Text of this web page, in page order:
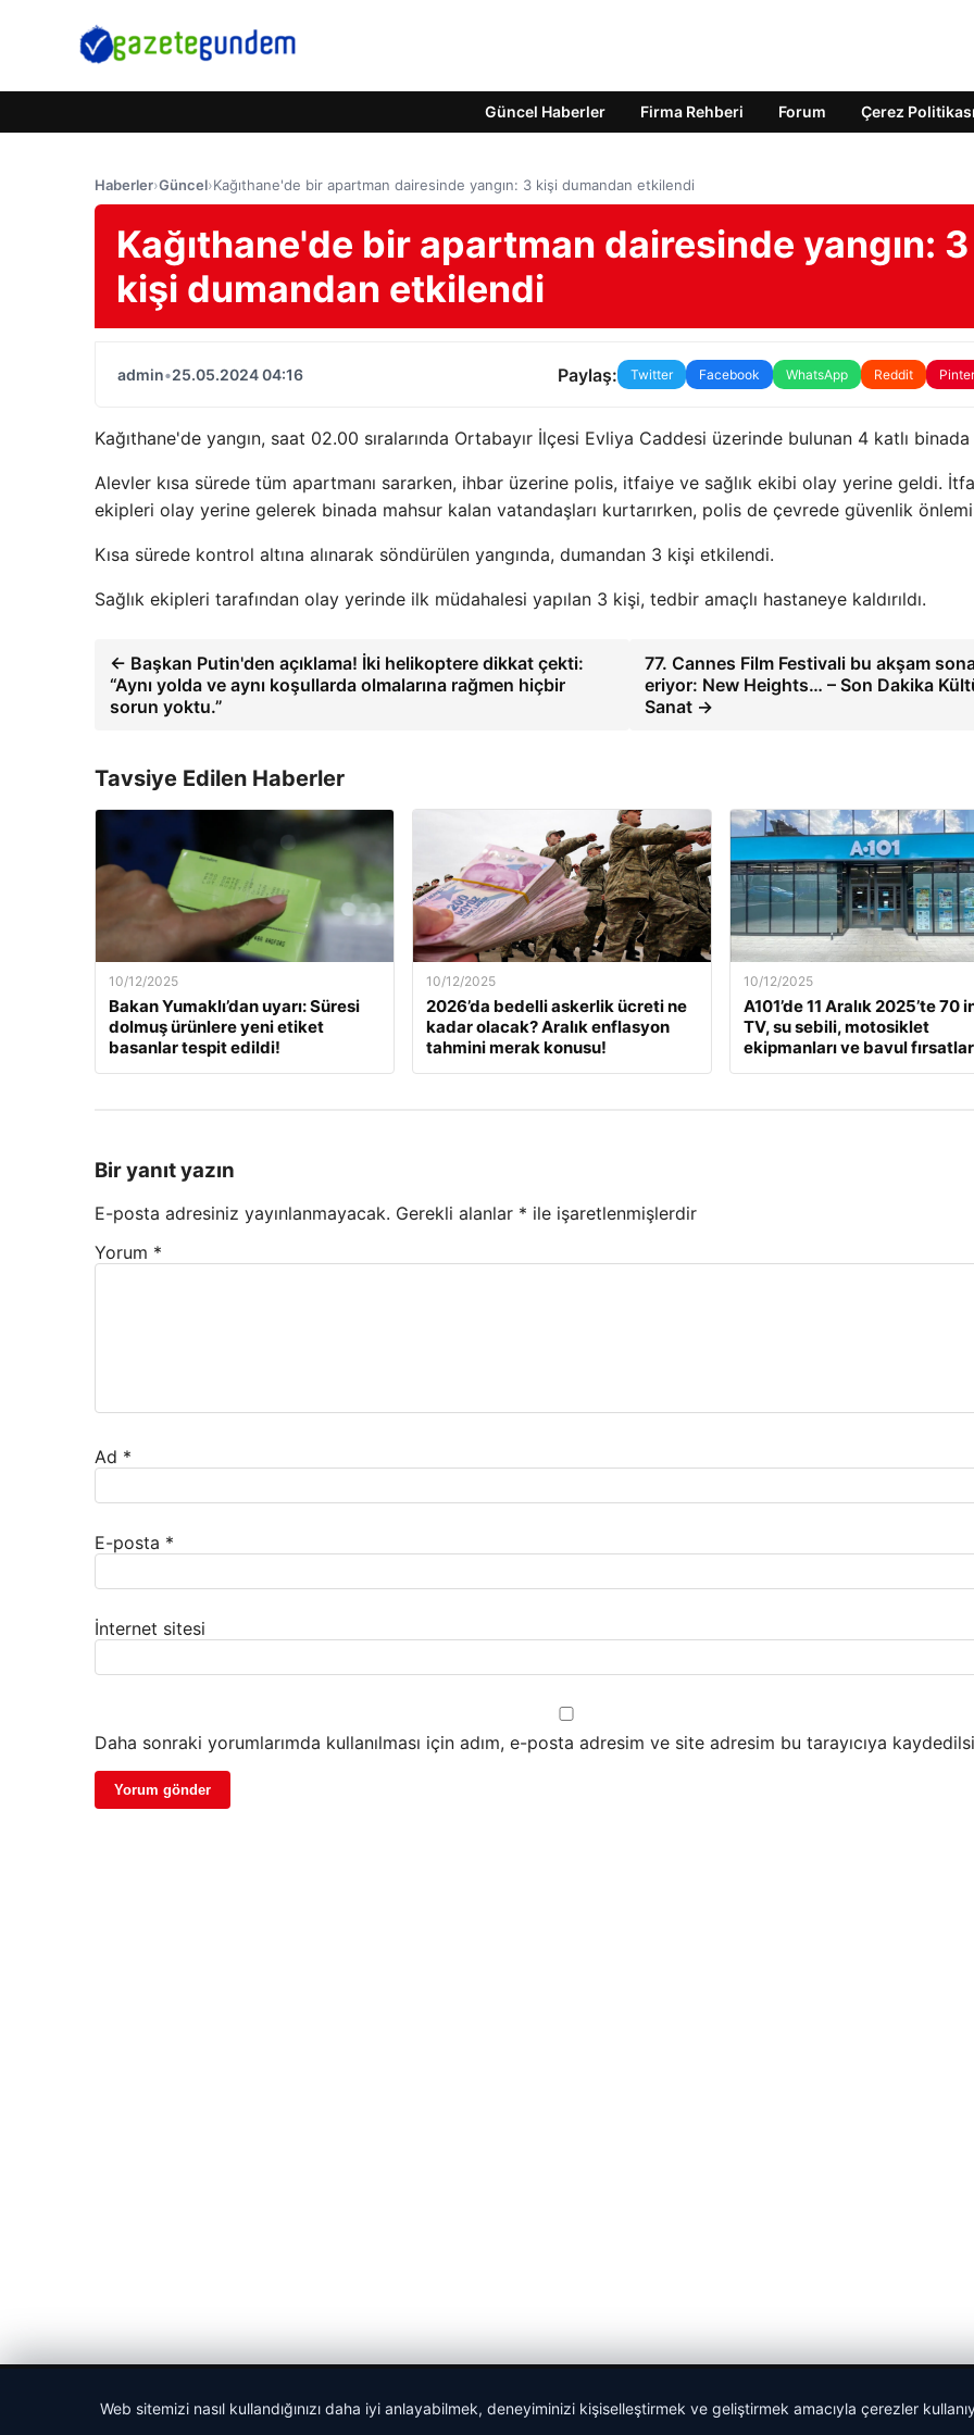
Güncel Haberler Firma Rehberi Forum Çerez Politikası
Haberler›Güncel›Kağıthane'de bir apartman dairesinde yangın: 3 kişi dumandan etkilendi
Kağıthane'de bir apartman dairesinde yangın: 3
kişi dumandan etkilendi
admin•25.05.2024 04:16 Paylaş: Twitter Facebook WhatsApp Reddit
Kağıthane'de yangın, saat 02.00 sıralarında Ortabayır İlçesi Evliya Caddesi üzerinde bulunan 4 katlı binada
Alevler kısa sürede tüm apartmanı sararken, ihbar üzerine polis, itfaiye ve sağlık ekibi olay yerine geldi.
ekipleri olay yerine gelerek binada mahsur kalan vatandaşları kurtarırken, polis de çevrede güvenlik önlemi
Kısa sürede kontrol altına alınarak söndürülen yangında, dumandan 3 kişi etkilendi.
Sağlık ekipleri tarafından olay yerinde ilk müdahalesi yapılan 3 kişi, tedbir amaçlı hastaneye kaldırıldı.
← Başkan Putin'den açıklama! İki helikoptere dikkat çekti:
“Aynı yolda ve aynı koşullarda olmalarına rağmen hiçbir
sorun yoktu.”
77. Cannes Film Festivali bu akşam
eriyor: New Heights… – Son Dakika
Sanat →
Tavsiye Edilen Haberler
10/12/2025
Bakan Yumaklı’dan uyarı: Süresi
dolmuş ürünlere yeni etiket
basanlar tespit edildi!
10/12/2025
2026’da bedelli askerlik ücreti ne
kadar olacak? Aralık enflasyon
tahmini merak konusu!
10/12/2025
A101’de 11 Aralık 2025’te 70
TV, su sebili, motosiklet
ekipmanları ve bavul
Bir yanıt yazın
E-posta adresiniz yayınlanmayacak. Gerekli alanlar * ile işaretlenmişlerdir
Yorum *
Ad *
E-posta *
İnternet sitesi
Daha sonraki yorumlarımda kullanılması için adım, e-posta adresim ve site adresim bu tarayıcıya
Web sitemizi nasıl kullandığınızı daha iyi anlayabilmek, deneyiminizi kişiselleştirmek ve geliştirmek amacıyla çerezler